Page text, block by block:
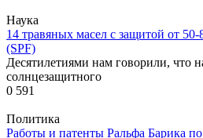
Наука
14 травяных масел с защитой от
(SPF)
Десятилетиями нам говорили, что
солнцезащитного
0 591
Политика
Работы и патенты Ральфа Барика